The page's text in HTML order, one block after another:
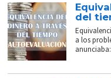
del
a los